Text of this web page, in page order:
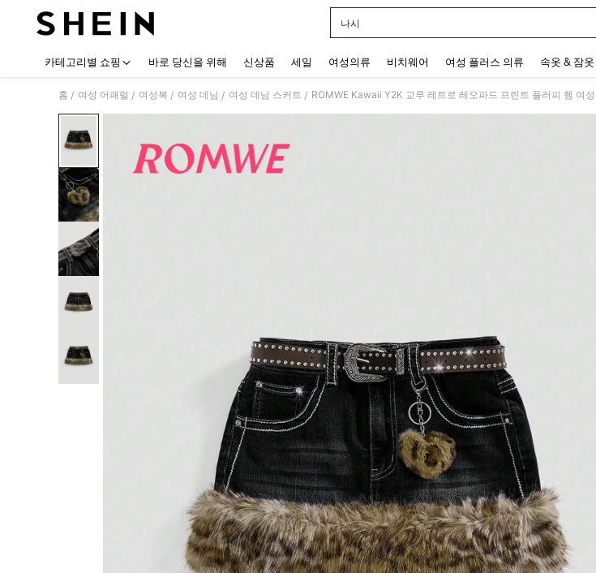
나시
카테고리별 쇼핑 바로 당신을 위해 신상품 세일 여성의류 비치웨어 여성 플러스 의류 속옷 & 잠옷
홈 / 여성 어패럴 / 여성복 / 여성 데님 / 여성 데님 스커트 / ROMWE Kawaii Y2K 교루 레트로 레오파드 프린트 플러피 헴 여